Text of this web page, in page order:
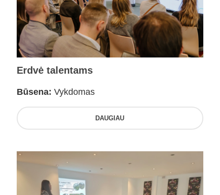
Erdvė talentams
Būsena: Vykdomas
DAUGIAU